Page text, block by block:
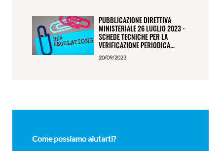
PUBBLICAZIONE DIRETTIVA
MINISTERIALE 26 LUGLIO 2023 -
SCHEDE TECNICHE PER LA
VERIFICAZIONE PERIODICA...
20/09/2023
Come possiamo aiutarti?